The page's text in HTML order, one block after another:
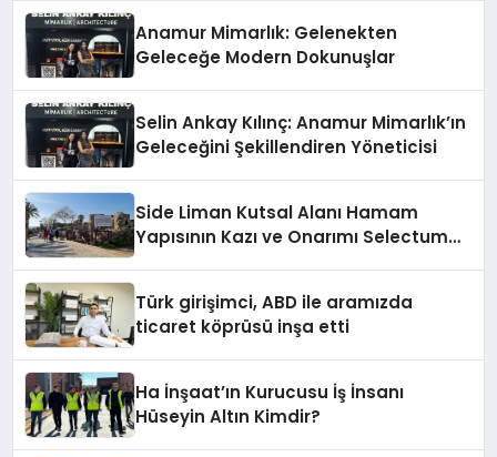
Anamur Mimarlık: Gelenekten
Geleceğe Modern Dokunuşlar
Selin Ankay Kılınç: Anamur Mimarlık’ın
Geleceğini Şekillendiren Yöneticisi
Side Liman Kutsal Alanı Hamam
Yapısının Kazı ve Onarımı Selectum
Türk girişimci, ABD ile aramızda
ticaret köprüsü inşa etti
Ha İnşaat’ın Kurucusu İş İnsanı
Hüseyin Altın Kimdir?